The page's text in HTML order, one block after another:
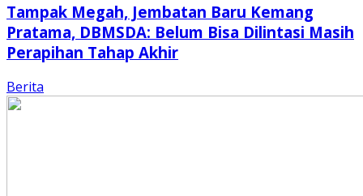
Tampak Megah, Jembatan Baru Kemang
Pratama, DBMSDA: Belum Bisa Dilintasi Masih
Perapihan Tahap Akhir
Berita